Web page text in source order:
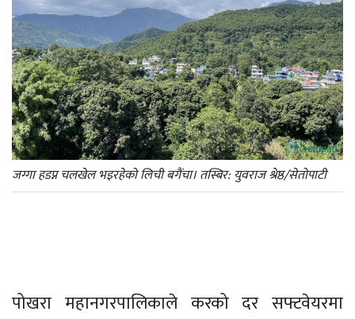
जग्गा हडप्न चलखेल भइरहेको लिची बगैंचा। तस्बिर: युवराज श्रेष्ठ/सेतोपाटी
पोखरा महानगरपालिकाले करको दर सफ्टवेयरमा